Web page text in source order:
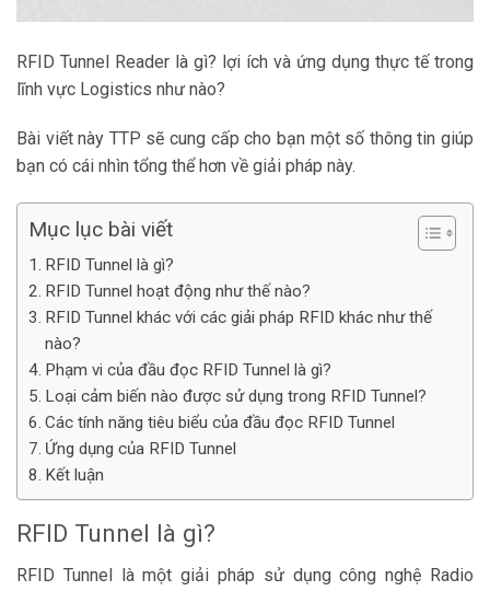
RFID Tunnel Reader là gì? lợi ích và ứng dụng thực tế trong
lĩnh vực Logistics như nào?
Bài viết này TTP sẽ cung cấp cho bạn một số thông tin giúp
bạn có cái nhìn tổng thể hơn về giải pháp này.
Mục lục bài viết
RFID Tunnel là gì?
RFID Tunnel hoạt động như thế nào?
RFID Tunnel khác với các giải pháp RFID khác như thế
nào?
Phạm vi của đầu đọc RFID Tunnel là gì?
Loại cảm biến nào được sử dụng trong RFID Tunnel?
Các tính năng tiêu biểu của đầu đọc RFID Tunnel
Ứng dụng của RFID Tunnel
Kết luận
RFID Tunnel là gì?
RFID Tunnel là một giải pháp sử dụng công nghệ Radio